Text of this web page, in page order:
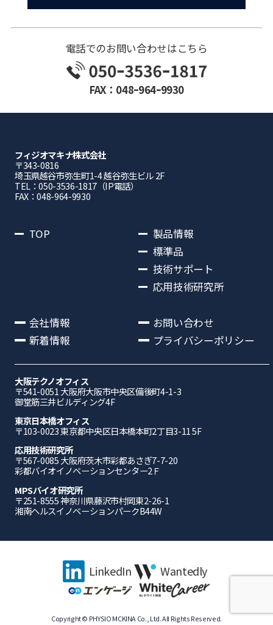
電話でのお問い合わせはこちら
FAX：048ｰ964ｰ9930
フィジオマキナ株式会社
〒343-0816
埼⽟県越⾕市弥⽣町1-4 越⾕弥⽣ビル 2F
TEL：050-3536-1817（IP電話）
FAX：048-964-9930
TOP
製品情報
標準品
技術サポート
応用技術研究所
会社情報
新着情報
お問い合わせ
プライバシーポリシー
大阪テクノオフィス
〒541-0051 ⼤阪府⼤阪市中央区備後町4-1-3
御堂筋三井ビルディング4F
東京日本橋オフィス
〒103-0023 東京都中央区日本橋本町2丁目3-11 5F
応⽤技術研究所
〒567-0085 ⼤阪府茨⽊市彩都あさぎ7-7-20
彩都バイオイノベーションセンター2Ｆ
MPSバイオ研究所
〒251-8555 神奈川県藤沢市村岡東2-26-1
湘南ヘルスイノベーションパークB44W
LinkedIn Wantedly
Copyright © PHYSIO MCKINA Co., Ltd. All Rights Reserved.